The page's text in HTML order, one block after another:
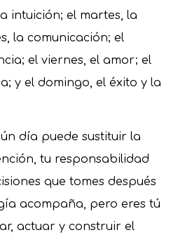
intuición; el martes, la
la comunicación; el
el viernes, el amor; el
y el domingo, el éxito y la
día puede sustituir la
tu responsabilidad
que tomes después
acompaña, pero eres tú
actuar y construir el